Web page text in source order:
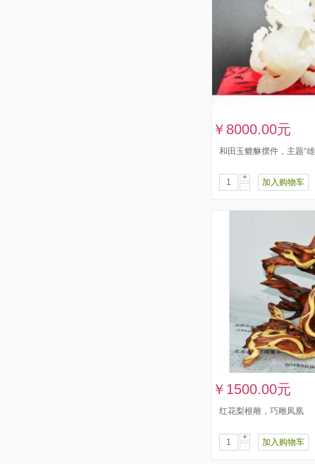
￥8000.00元
和田玉貔貅摆件，主题“
+
-
加入购物车
￥1500.00元
红花梨根雕，巧雕凤凰
+
-
加入购物车